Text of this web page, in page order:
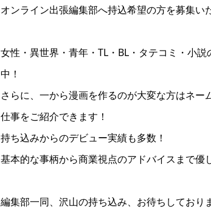
オンライン出張編集部へ持込希望の方を募集い
女性・異世界・青年・TL・BL・タテコミ・小
中！
さらに、一から漫画を作るのが大変な方はネ
仕事をご紹介できます！
持ち込みからのデビュー実績も多数！
基本的な事柄から商業視点のアドバイスまで優
編集部一同、沢山の持ち込み、お待ちしており